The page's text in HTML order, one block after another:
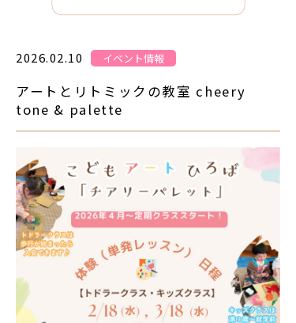
2026.02.10 イベント情報
アートとリトミックの教室 cheery
tone & palette